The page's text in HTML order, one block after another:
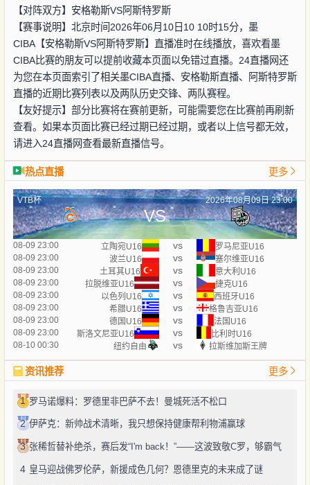
【对阵双方】 安格勒斯VS阿斯特罗斯
【赛事说明】北京时间2026年06月10日10 10时15分，墨
CIBA【安格勒斯VS阿斯特罗斯】直播准时在线播放，喜欢看墨
CIBA比赛的朋友可以提前收藏本页面以免错过直播。24直播网还
为您在本页面索引了相关墨CIBA直播、安格勒斯直播、阿斯特罗斯
直播的近期比赛列表以及两队历史交锋、两队赛程。
【友好提示】部分比赛将在赛前更新，可能需要您在比赛前再刷新
查看。如果本页面比赛已经过期已经过期，或者以上信号都无效，
请进入24直播网查看最新直播信号。
热点直播 更多
VTB杯 2026年08月09日 23:00
VS
08-09 23:00 立陶宛U16 vs
罗马尼亚U16
08-09 23:00
波兰U16 vs
塞尔维亚U16
08-09 23:00
土耳其U16 vs
意大利U16
08-09 23:00
拉脱维亚U16 vs
捷克U16
08-09 23:00
以色列U16 vs
西班牙U16
08-09 23:00
希腊U16 vs
格鲁吉亚U16
08-09 23:00
德国U16 vs
法国U16
08-09 23:00
斯洛文尼亚U16 vs
比利时U16
08-10 00:30
纽约自由 vs 拉斯维加斯王牌
资讯推荐 更多
1 罗马诺爆料：罗德里非巴萨不去！曼城死活不松口
2 伊萨克：新帅战术清晰，我只想保持健康帮利物浦赢球
3 张稀哲替补绝杀，赛后发“I'm back！”——这波致敬C罗，够霸气
4 皇马迎战佛罗伦萨，新援成色几何？恩德里克的未来成了谜